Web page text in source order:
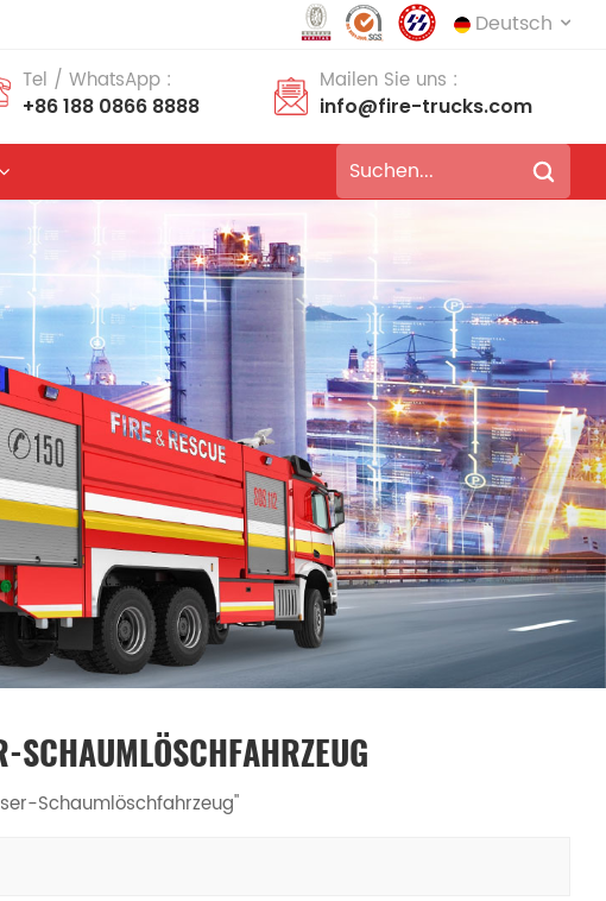
Deutsch
Deutsch
português Nederlands
العربية 日本語
한국의 Türkçe
Melayu ไทย
Tiếng Việt Indonesia
中文 қазақ
Filipino
Tel / WhatsApp :
+86 188 0866 8888
Mailen Sie uns :
info@fire-trucks.com
Schaumlöschfahrzeug"